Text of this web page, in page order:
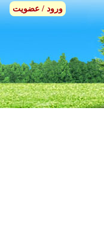
ورود / عضویت